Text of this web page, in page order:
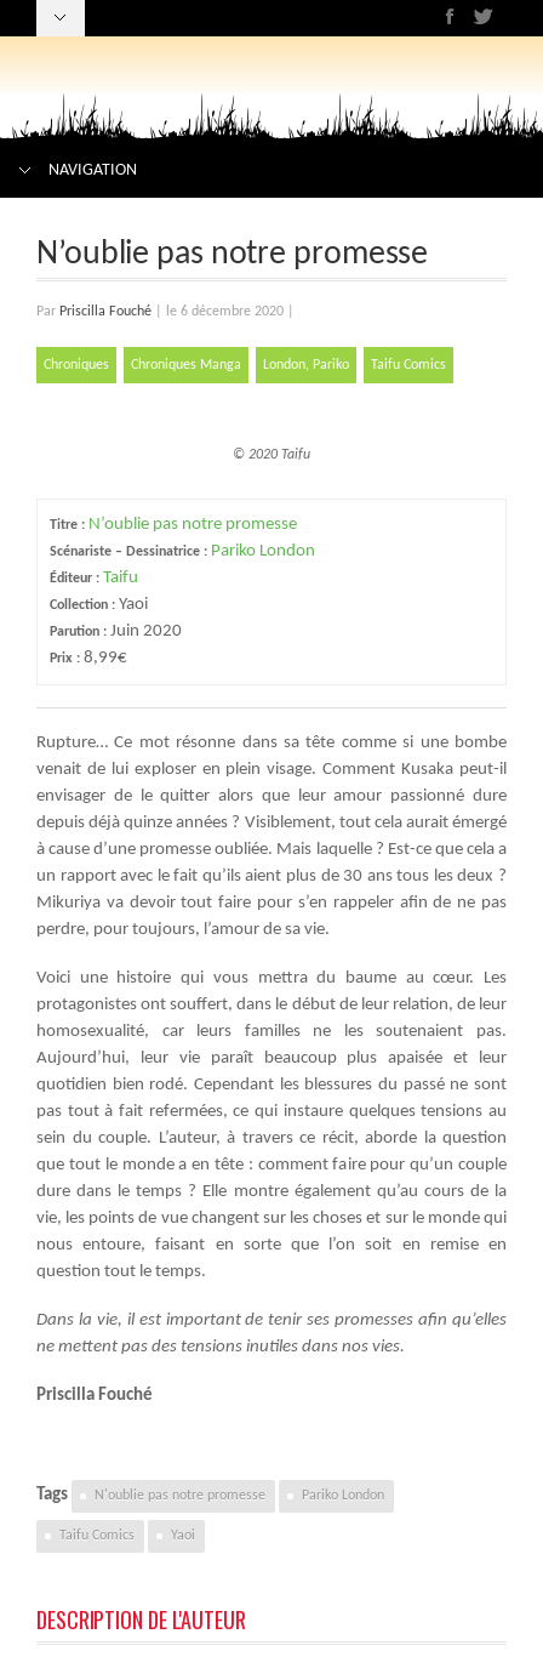
NAVIGATION
N’oublie pas notre promesse
Par Priscilla Fouché le 6 décembre 2020
Chroniques Chroniques Manga London, Pariko Taifu Comics
© 2020 Taifu
Titre : N’oublie pas notre promesse
Scénariste – Dessinatrice : Pariko London
Éditeur : Taifu
Collection : Yaoi
Parution : Juin 2020
Prix : 8,99€
Rupture… Ce mot résonne dans sa tête comme si une bombe
venait de lui exploser en plein visage. Comment Kusaka peut-il
envisager de le quitter alors que leur amour passionné dure
depuis déjà quinze années ? Visiblement, tout cela aurait émergé
à cause d’une promesse oubliée. Mais laquelle ? Est-ce que cela a
un rapport avec le fait qu’ils aient plus de 30 ans tous les deux ?
Mikuriya va devoir tout faire pour s’en rappeler afin de ne pas
perdre, pour toujours, l’amour de sa vie.
Voici une histoire qui vous mettra du baume au cœur. Les
protagonistes ont souffert, dans le début de leur relation, de leur
homosexualité, car leurs familles ne les soutenaient pas.
Aujourd’hui, leur vie paraît beaucoup plus apaisée et leur
quotidien bien rodé. Cependant les blessures du passé ne sont
pas tout à fait refermées, ce qui instaure quelques tensions au
sein du couple. L’auteur, à travers ce récit, aborde la question
que tout le monde a en tête : comment faire pour qu’un couple
dure dans le temps ? Elle montre également qu’au cours de la
vie, les points de vue changent sur les choses et sur le monde qui
nous entoure, faisant en sorte que l’on soit en remise en
question tout le temps.
Dans la vie, il est important de tenir ses promesses afin qu’elles
ne mettent pas des tensions inutiles dans nos vies.
Priscilla Fouché
Tags N'oublie pas notre promesse Pariko London
Taifu Comics Yaoi
DESCRIPTION DE L'AUTEUR